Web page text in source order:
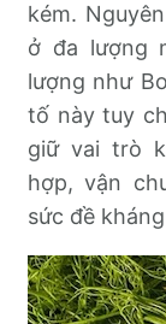
kém.
ở đa lượng
lượng như
tố này tuy
giữ vai trò
hợp, vận
sức đề